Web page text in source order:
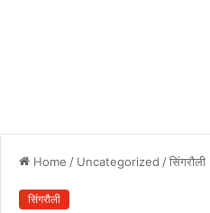
Home / Uncategorized /सिंगरौली
सिंगरौली